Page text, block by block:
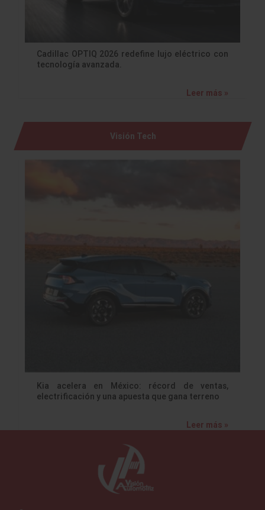
Cadillac OPTIQ 2026 redefine lujo eléctrico con
tecnología avanzada.
Leer más »
Visión Tech
Kia acelera en México: récord de ventas,
electrificación y una apuesta que gana terreno
Leer más »